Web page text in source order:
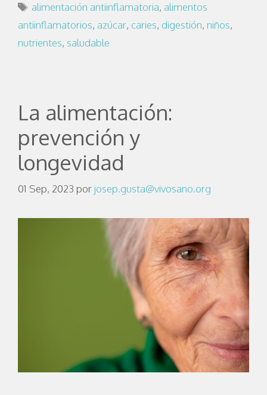
alimentación antiinflamatoria, alimentos
antiinflamatorios, azúcar, caries, digestión, niños,
nutrientes, saludable
La alimentación:
prevención y
longevidad
01 Sep, 2023 por josep.gusta@vivosano.org